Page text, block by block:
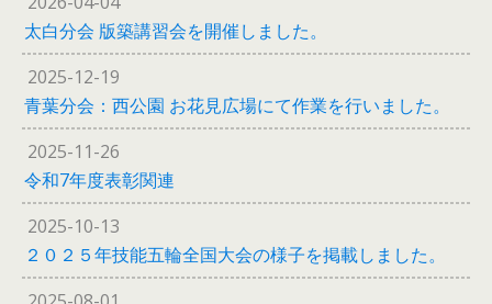
太白分会 版築講習会を開催しました。
2025-12-19
青葉分会：西公園 お花見広場にて作業を行いました。
2025-11-26
令和7年度表彰関連
2025-10-13
２０２５年技能五輪全国大会の様子を掲載しました。